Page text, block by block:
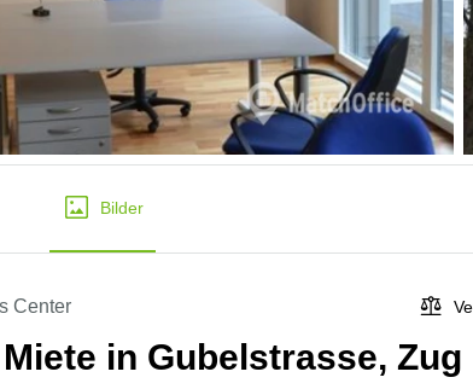
Bilder
Center
in Gubelstrasse, Zug